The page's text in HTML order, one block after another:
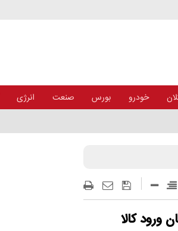
خودرو بورس صنعت انرژی
ورود کالا